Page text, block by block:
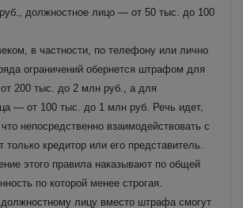
должностное лицо — от 50 тыс. до 100
в частности, по телефону или лично
ограничений обернется штрафом для
200 тыс. до 2 млн руб., а для
— от 100 тыс. до 1 млн руб. Речь идет,
непосредственно взаимодействовать с
кредитор или его представитель.
этого правила наказывают по общей
по которой менее строгая.
лицу вместо штрафа смогут